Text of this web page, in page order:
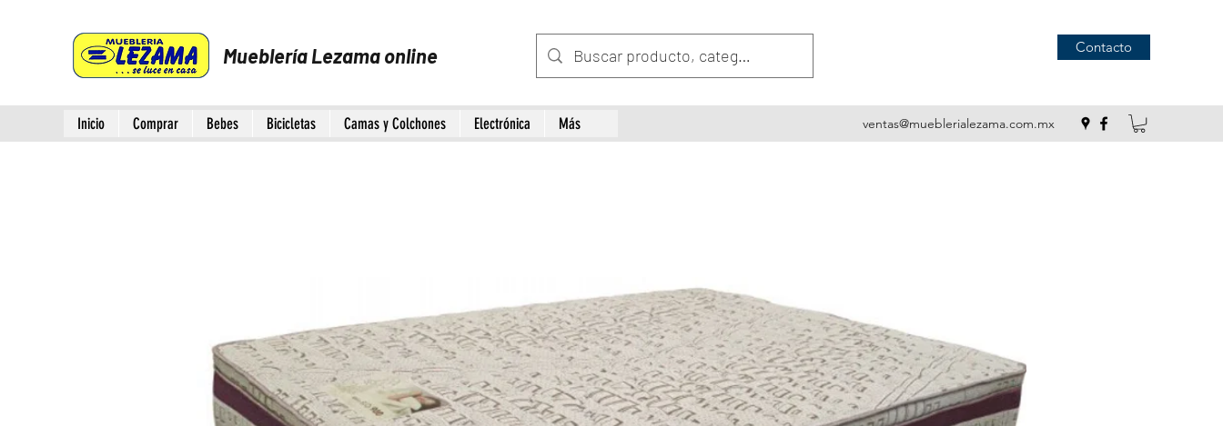
Mueblería Lezama online Contacto
Inicio Comprar Bebes Bicicletas Camas y Colchones Electrónica Más ventas@mueblerialezama.com.mx